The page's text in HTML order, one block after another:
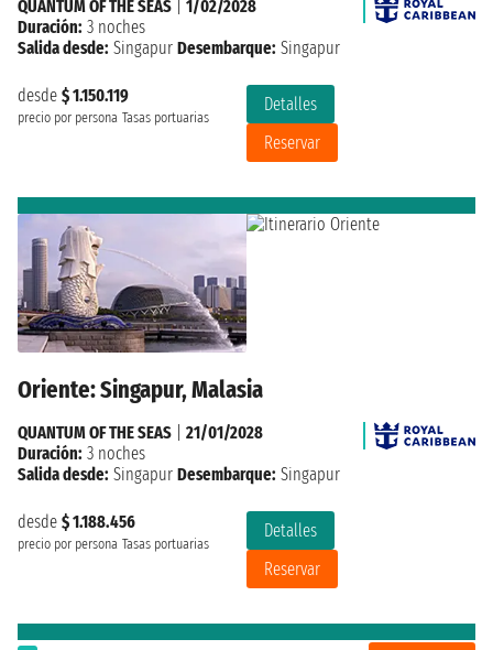
desde $ 1.150.119
precio por persona Tasas portuarias
Detalles
Reservar
QUANTUM OF THE SEAS
1/02/2028
Duración: 3 noches
Salida desde: Singapur Desembarque: Singapur
Oriente: Singapur, Malasia
desde $ 1.188.456
precio por persona Tasas portuarias
Detalles
Reservar
QUANTUM OF THE SEAS
21/01/2028
Duración: 3 noches
Salida desde: Singapur Desembarque: Singapur